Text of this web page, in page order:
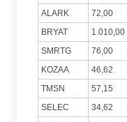
ALARK
72,00
BRYAT
1.010,00
SMRTG
76,00
KOZAA
46,62
TMSN
57,15
SELEC
34,62